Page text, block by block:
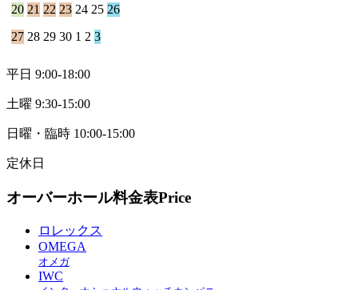
20 21 22 23 24 25 26
27 28 29 30 1 2 3
平日 9:00-18:00
土曜 9:30-15:00
日曜・臨時 10:00-15:00
定休日
オーバーホール料金表Price
ロレックス
OMEGA
オメガ
IWC